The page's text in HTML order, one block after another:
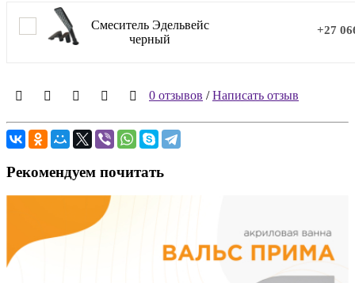
Смеситель Эдельвейс
черный
+27
0 отзывов /Написать отзыв
Рекомендуем почитать